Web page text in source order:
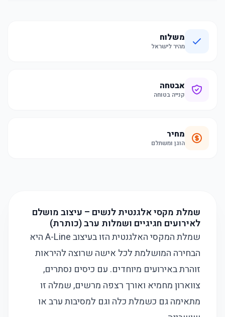
משלוח
מהיר לישראל
אבטחה
קנייה בטוחה
מחיר
הוגן ומשתלם
שמלת מקסי אלגנטית לנשים – עיצוב מושלם
לאירועים חגיגיים ושמלות ערב (כותרת)
שמלת המקסי האלגנטית הזו בעיצוב A-Line היא
הבחירה המושלמת לכל אישה שרוצה להיראות
זוהרת באירועים מיוחדים. עם כיסים נסתרים,
צווארון מחמיא ואורך רצפה מרשים, שמלה זו
מתאימה גם כשמלת כלה וגם למסיבות ערב או